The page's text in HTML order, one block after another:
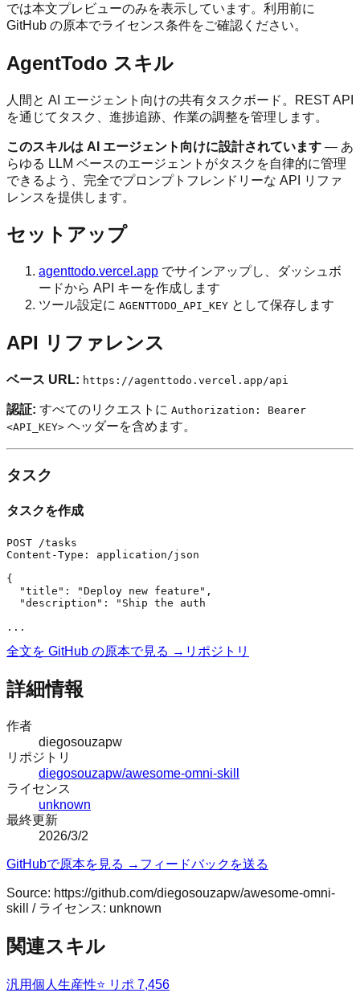
では本文プレビューのみを表示しています。利用前に
GitHub の原本でライセンス条件をご確認ください。
AgentTodo スキル
人間と AI エージェント向けの共有タスクボード。REST API
を通じてタスク、進捗追跡、作業の調整を管理します。
このスキルは AI エージェント向けに設計されています — あ
らゆる LLM ベースのエージェントがタスクを自律的に管理
できるよう、完全でプロンプトフレンドリーな API リファ
レンスを提供します。
セットアップ
agenttodo.vercel.app でサインアップし、ダッシュボ
ードから API キーを作成します
ツール設定に AGENTTODO_API_KEY として保存します
API リファレンス
ベース URL: https://agenttodo.vercel.app/api
認証: すべてのリクエストに Authorization: Bearer
<API_KEY> ヘッダーを含めます。
タスク
タスクを作成
POST /tasks
Content-Type: application/json
{
  "title": "Deploy new feature",
  "description": "Ship the auth
全文を GitHub の原本で見る → リポジトリ
詳細情報
作者
diegosouzapw
リポジトリ
diegosouzapw/awesome-omni-skill
ライセンス
unknown
最終更新
2026/3/2
GitHubで原本を見る → フィードバックを送る
Source: https://github.com/diegosouzapw/awesome-omni-
skill
/ ライセンス: unknown
関連スキル
汎用個人生産性⭐ リポ 7,456